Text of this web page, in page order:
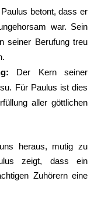
Paulus betont, dass er
war. Sein
seiner Berufung treu
Der Kern seiner
Für Paulus ist dies
aller göttlichen
heraus, mutig zu
zeigt, dass ein
Zuhörern eine